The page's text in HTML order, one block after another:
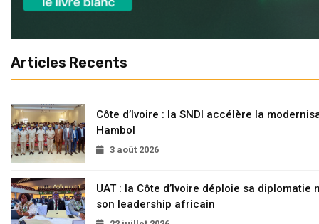
Articles Recents
Côte d’Ivoire : la SNDI accélère la
Hambol
3 août 2026
UAT : la Côte d’Ivoire déploie sa
son leadership africain